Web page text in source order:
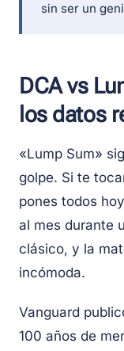
sin ser un
DCA vs
los datos
«Lump Sum»
golpe. Si te
pones todos
al mes durante
clásico, y la
incómoda.
Vanguard
100 años de